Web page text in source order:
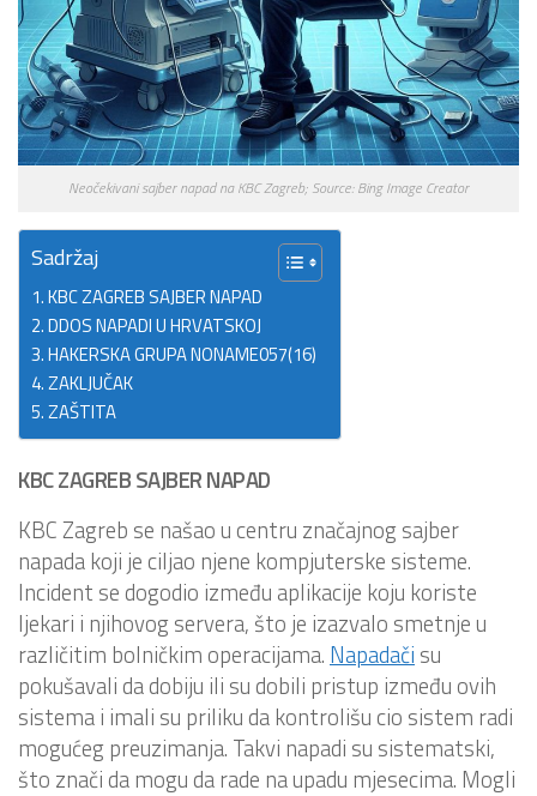
Neočekivani sajber napad na KBC Zagreb; Source: Bing Image Creator
Sadržaj
KBC ZAGREB SAJBER NAPAD
DDOS NAPADI U HRVATSKOJ
HAKERSKA GRUPA NONAME057(16)
ZAKLJUČAK
ZAŠTITA
KBC ZAGREB SAJBER NAPAD
KBC Zagreb se našao u centru značajnog sajber
napada koji je ciljao njene kompjuterske sisteme.
Incident se dogodio između aplikacije koju koriste
ljekari i njihovog servera, što je izazvalo smetnje u
različitim bolničkim operacijama. Napadači su
pokušavali da dobiju ili su dobili pristup između ovih
sistema i imali su priliku da kontrolišu cio sistem radi
mogućeg preuzimanja. Takvi napadi su sistematski,
što znači da mogu da rade na upadu mjesecima. Mogli